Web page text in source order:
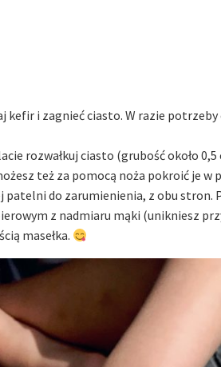
kefir i zagnieć ciasto. W razie
rozwałkuj ciasto (grubość około 0,5
też za pomocą noża pokroić je w
patelni do zarumienienia, z obu stron.
z nadmiaru mąki (unikniesz
masełka.